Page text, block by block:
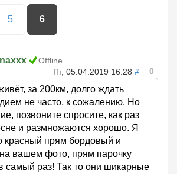
5 6
Offline
Пт, 05.04.2019 16:28 # 0
за 200км, долго ждать
не часто, к сожалению. Но
позвоните спросите, как раз
и размножаются хорошо. Я
красный прям бордовый и
вашем фото, прям парочку
самый раз! Так то они шикарные